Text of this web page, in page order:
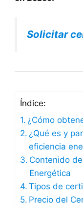
Solicitar
Índice:
¿Cómo
¿Qué es y
eficiencia
Contenido
Energética
Tipos de
Precio del